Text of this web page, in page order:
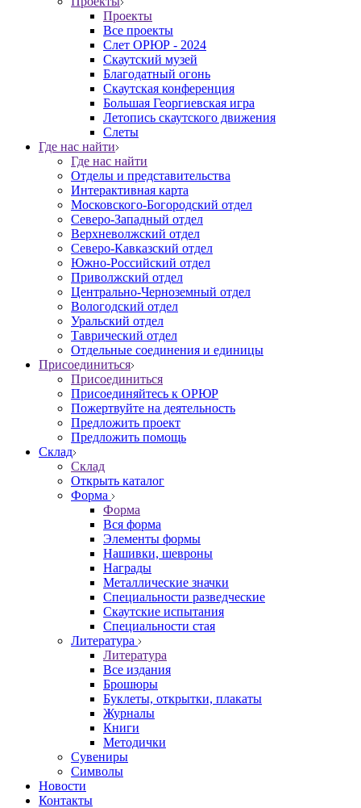
Проекты
Все проекты
Слет ОРЮР - 2024
Скаутский музей
Благодатный огонь
Cкаутская конференция
Большая Георгиевская игра
Летопись скаутского движения
Слеты
Где нас найти
Где нас найти
Отделы и представительства
Интерактивная карта
Московского-Богородский отдел
Северо-Западный отдел
Верхневолжский отдел
Северо-Кавказский отдел
Южно-Российский отдел
Приволжский отдел
Центрально-Черноземный отдел
Вологодский отдел
Уральский отдел
Таврический отдел
Отдельные соединения и единицы
Присоединиться
Присоединиться
Присоединяйтесь к ОРЮР
Пожертвуйте на деятельность
Предложить проект
Предложить помощь
Склад
Склад
Открыть каталог
Форма
Форма
Вся форма
Элементы формы
Нашивки, шевроны
Награды
Металлические значки
Специальности разведческие
Скаутские испытания
Специальности стая
Литература
Литература
Все издания
Брошюры
Буклеты, открытки, плакаты
Журналы
Книги
Методички
Сувениры
Символы
Новости
Контакты